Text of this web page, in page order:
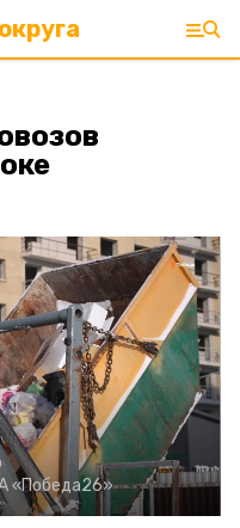
«Победа26»